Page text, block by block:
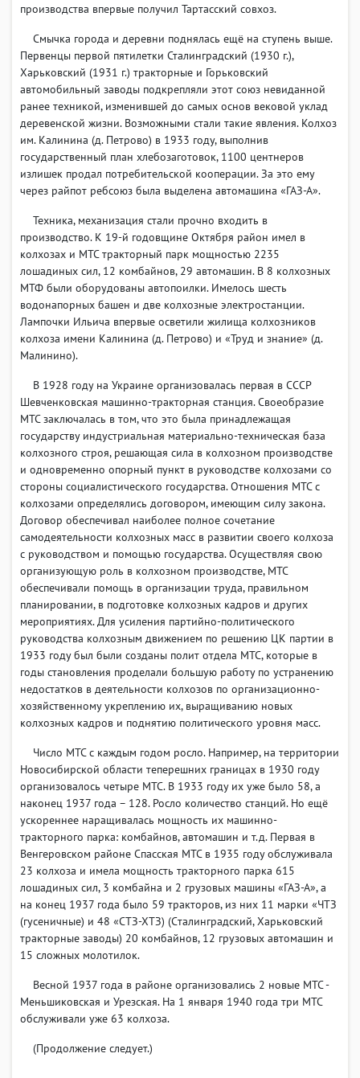
производства впервые получил Тартасский совхоз.
Смычка города и деревни поднялась ещё на ступень выше.
Первенцы первой пятилетки Сталинградский (1930 г.),
Харьковский (1931 г.) тракторные и Горьковский
автомобильный заводы подкрепляли этот союз невиданной
ранее техникой, изменившей до самых основ вековой уклад
деревенской жизни. Возможными стали такие явления. Колхоз
им. Калинина (д. Петрово) в 1933 году, выполнив
государственный план хлебозаготовок, 1100 центнеров
излишек продал потребительской кооперации. За это ему
через райпот ребсоюз была выделена автомашина «ГАЗ-А».
Техника, механизация стали прочно входить в
производство. К 19-й годовщине Октября район имел в
колхозах и МТС тракторный парк мощностью 2235
лошадиных сил, 12 комбайнов, 29 автомашин. В 8 колхозных
МТФ были оборудованы автопоилки. Имелось шесть
водонапорных башен и две колхозные электростанции.
Лампочки Ильича впервые осветили жилища колхозников
колхоза имени Калинина (д. Петрово) и «Труд и знание» (д.
Малинино).
В 1928 году на Украине организовалась первая в СССР
Шевченковская машинно-тракторная станция. Своеобразие
МТС заключалась в том, что это была принадлежащая
государству индустриальная материально-техническая база
колхозного строя, решающая сила в колхозном производстве
и одновременно опорный пункт в руководстве колхозами со
стороны социалистического государства. Отношения МТС с
колхозами определялись договором, имеющим силу закона.
Договор обеспечивал наиболее полное сочетание
самодеятельности колхозных масс в развитии своего колхоза
с руководством и помощью государства. Осуществляя свою
организующую роль в колхозном производстве, МТС
обеспечивали помощь в организации труда, правильном
планировании, в подготовке колхозных кадров и других
мероприятиях. Для усиления партийно-политического
руководства колхозным движением по решению ЦК партии в
1933 году был были созданы полит отдела МТС, которые в
годы становления проделали большую работу по устранению
недостатков в деятельности колхозов по организационно-
хозяйственному укреплению их, выращиванию новых
колхозных кадров и поднятию политического уровня масс.
Число МТС с каждым годом росло. Например, на территории
Новосибирской области теперешних границах в 1930 году
организовалось четыре МТС. В 1933 году их уже было 58, а
наконец 1937 года – 128. Росло количество станций. Но ещё
ускореннее наращивалась мощность их машинно-
тракторного парка: комбайнов, автомашин и т.д. Первая в
Венгеровском районе Спасская МТС в 1935 году обслуживала
23 колхоза и имела мощность тракторного парка 615
лошадиных сил, 3 комбайна и 2 грузовых машины «ГАЗ-А», а
на конец 1937 года было 59 тракторов, из них 11 марки «ЧТЗ
(гусеничные) и 48 «СТЗ-ХТЗ) (Cталинградский, Харьковский
тракторные заводы) 20 комбайнов, 12 грузовых автомашин и
15 сложных молотилок.
Весной 1937 года в районе организовались 2 новые МТС -
Меньшиковская и Урезская. На 1 января 1940 года три МТС
обслуживали уже 63 колхоза.
(Продолжение следует.)